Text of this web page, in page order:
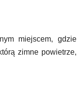
miejscem, gdzie
zimne powietrze,